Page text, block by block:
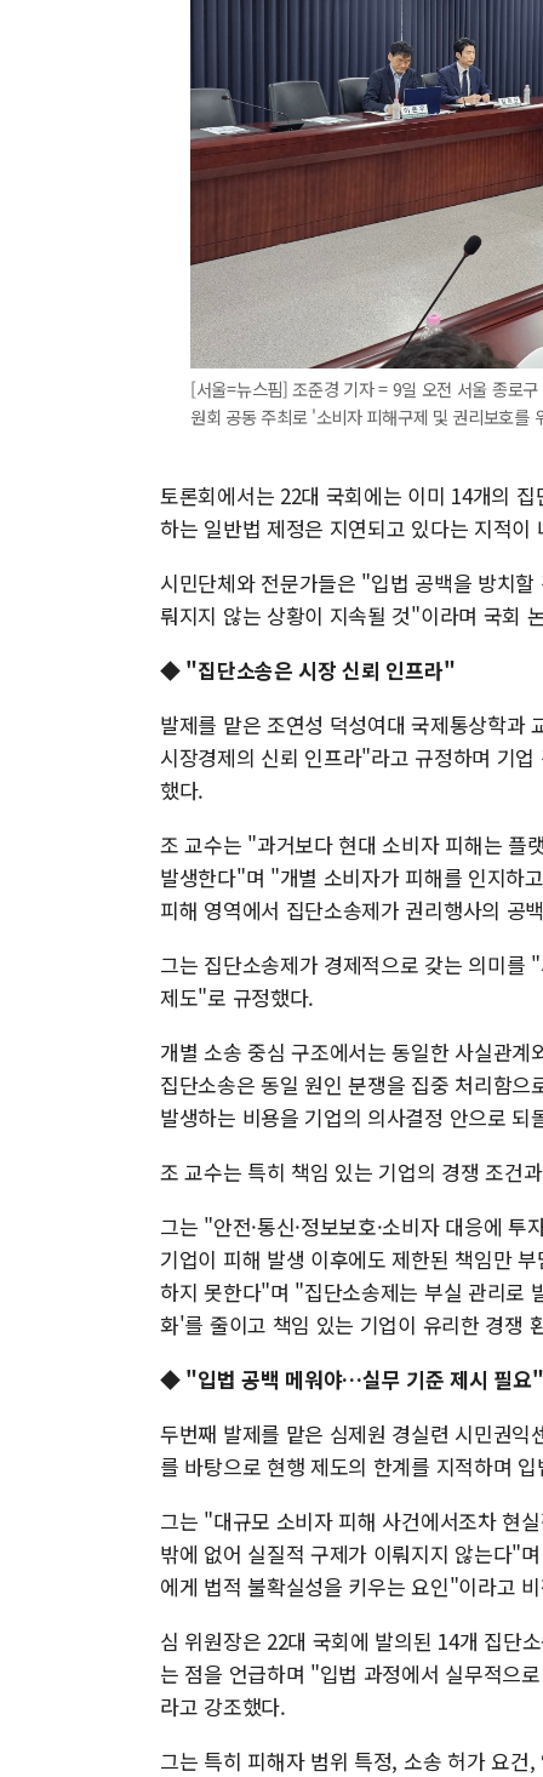
[서울=뉴스핌] 조준경 기자 = 9일 오전 서울 종로
원회 공동 주최로 '소비자 피해구제 및 권리보호
토론회에서는 22대 국회에는 이미 14개의
하는 일반법 제정은 지연되고 있다는 지적이
시민단체와 전문가들은 "입법 공백을 방치
뤄지지 않는 상황이 지속될 것"이라며 국회
◆ "집단소송은 시장 신뢰 인프라"
발제를 맡은 조연성 덕성여대 국제통상학
시장경제의 신뢰 인프라"라고 규정하며 기
했다.
조 교수는 "과거보다 현대 소비자 피해는 플
발생한다"며 "개별 소비자가 피해를 인지하
피해 영역에서 집단소송제가 권리행사의 공
그는 집단소송제가 경제적으로 갖는 의미를
제도"로 규정했다.
개별 소송 중심 구조에서는 동일한 사실관
집단소송은 동일 원인 분쟁을 집중 처리함
발생하는 비용을 기업의 의사결정 안으로 되
조 교수는 특히 책임 있는 기업의 경쟁 조건
그는 "안전·통신·정보보호·소비자 대응에
기업이 피해 발생 이후에도 제한된 책임만
하지 못한다"며 "집단소송제는 부실 관리로
화'를 줄이고 책임 있는 기업이 유리한 경쟁
◆ "입법 공백 메워야…실무 기준 제시 필요"
두번째 발제를 맡은 심제원 경실련 시민권
를 바탕으로 현행 제도의 한계를 지적하며
그는 "대규모 소비자 피해 사건에서조차 현
밖에 없어 실질적 구제가 이뤄지지 않는다"
에게 법적 불확실성을 키우는 요인"이라고
심 위원장은 22대 국회에 발의된 14개 집단
는 점을 언급하며 "입법 과정에서 실무적으
라고 강조했다.
그는 특히 피해자 범위 특정, 소송 허가 요건